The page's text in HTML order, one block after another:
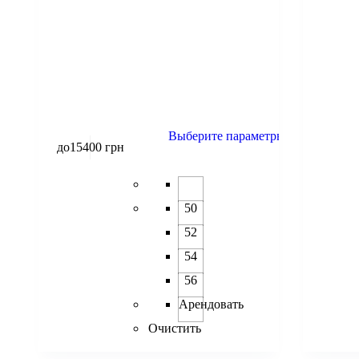
до15400 грн
Выберите параметры
50
52
54
56
Арендовать
Очистить